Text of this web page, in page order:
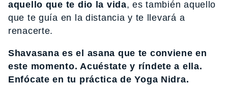
aquello que te dio la vida, es también aquello
que te guía en la distancia y te llevará a
renacerte.
Shavasana es el asana que te conviene en
este momento. Acuéstate y ríndete a ella.
Enfócate en tu práctica de Yoga Nidra.